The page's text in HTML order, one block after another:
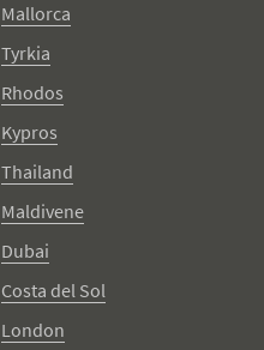
Mallorca
Tyrkia
Rhodos
Kypros
Thailand
Maldivene
Dubai
Costa del Sol
London